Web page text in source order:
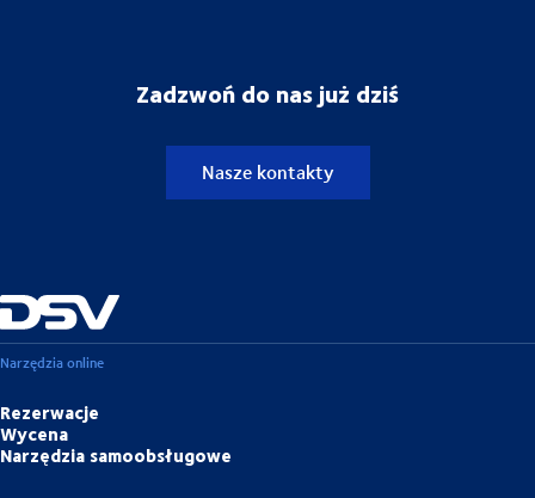
Zadzwoń do nas już dziś
Nasze kontakty
Narzędzia online
Rezerwacje
Wycena
Narzędzia samoobsługowe